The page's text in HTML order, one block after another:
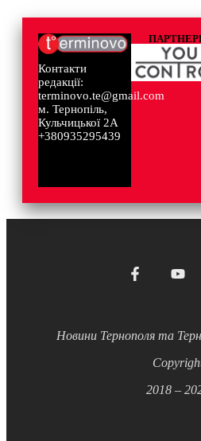
Контакти
редакції:
terminovo.te@gmail.com
м. Тернопіль,
Кульчицької 2А
+380935295439
Новини Тернополя та
2018 –